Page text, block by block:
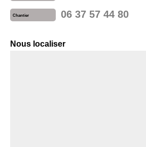
Chantier 06 37 57 44 80
Nous localiser